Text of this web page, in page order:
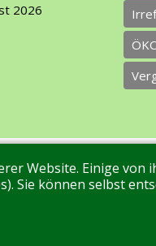
2026
Über uns
Website. Einige
Sie können selbst